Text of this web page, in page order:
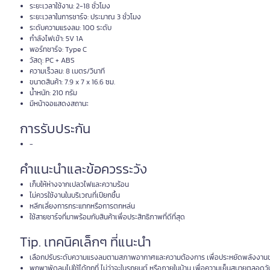
ระยะเวลาใช้งาน: 2-18 ชั่วโมง
ระยะเวลาในการชาร์จ: ประมาณ 3 ชั่วโมง
ระดับความแรงลม: 100 ระดับ
กำลังไฟเข้า: 5V 1A
พอร์ทชาร์จ: Type C
วัสดุ: PC + ABS
ความเร็วลม: 8 เมตร/วินาที
ขนาดสินค้า: 7.9 x 7 x 16.6 ซม.
น้ำหนัก: 210 กรัม
มีหน้าจอแสดงสถานะ
การรับประกัน
-
คำแนะนำและข้อควรระวัง
เก็บให้ห่างจากเปลวไฟและความร้อน
ไม่ควรใช้งานในบริเวณที่เปียกชื้น
หลีกเลี่ยงการกระแทกหรือการตกหล่น
ใช้สายชาร์จที่มาพร้อมกับสินค้าเพื่อประสิทธิภาพที่ดีที่สุด
Tip. เทคนิคเล็กๆ ที่แนะนำ
เลือกปรับระดับความแรงลมตามสภาพอากาศและความต้องการ เพื่อประหยัดพลังงา